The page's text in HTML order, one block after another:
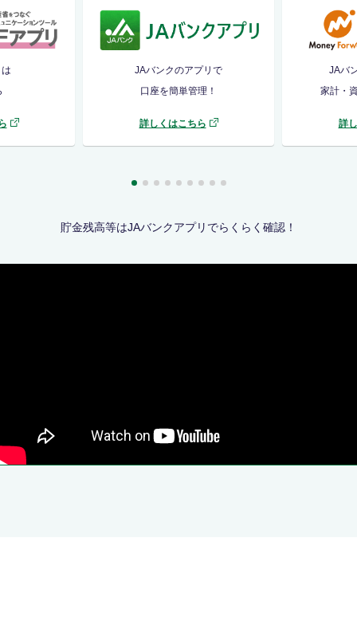
JAバンクのアプリで
口座を簡単管理！
詳しくはこちら
JAバ
家計・
詳
貯金残高等はJAバンクアプリでらくらく確認！